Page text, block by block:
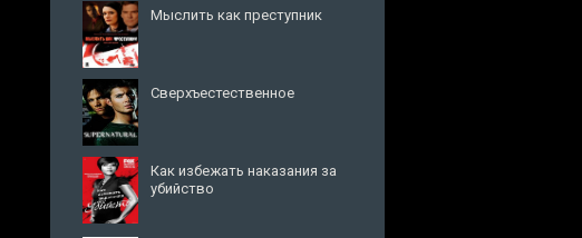
Мыслить как преступник
Сверхъестественное
Как избежать наказания за
убийство